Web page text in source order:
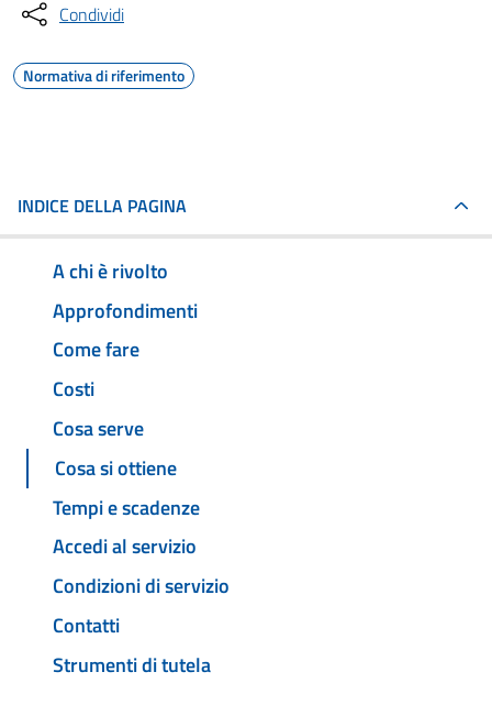
Condividi
Normativa di riferimento
INDICE DELLA PAGINA
A chi è rivolto
Approfondimenti
Come fare
Costi
Cosa serve
Cosa si ottiene
Tempi e scadenze
Accedi al servizio
Condizioni di servizio
Contatti
Strumenti di tutela